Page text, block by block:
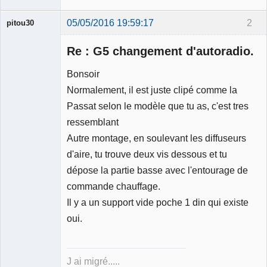
2
pitou30 05/05/2016 19:59:17
Re : G5 changement d'autoradio.
Bonsoir
Normalement, il est juste clipé comme la
Passat selon le modèle que tu as, c'est tres
ressemblant
Autre montage, en soulevant les diffuseurs
d'aire, tu trouve deux vis dessous et tu
dépose la partie basse avec l'entourage de
commande chauffage.
Il y a un support vide poche 1 din qui existe
oui.
J ai migré.....